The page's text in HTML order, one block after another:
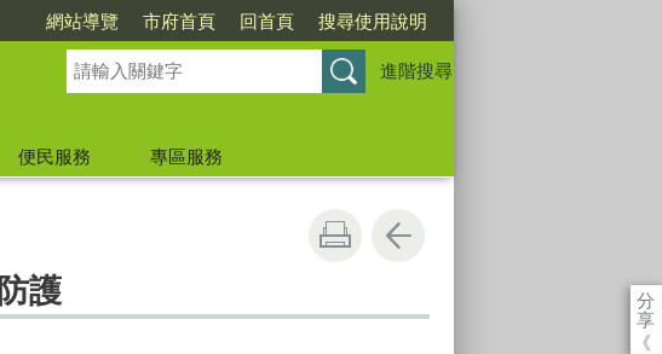
網站導覽 市府首頁 回首頁 搜尋使用說明
進階搜尋
便民服務
專區服務
分
享
《
護